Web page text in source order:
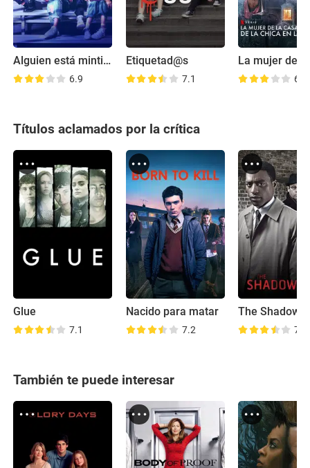
Alguien está mintiendo
6.9
Etiquetad@s
7.1 6.9
Títulos aclamados por la crítica
Glue
7.1
Nacido para matar
7.2
The Shadow
7.9
También te puede interesar